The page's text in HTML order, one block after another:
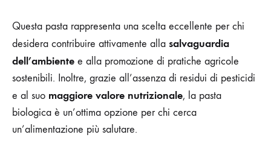
Questa pasta rappresenta una scelta eccellente per chi
desidera contribuire attivamente alla salvaguardia
dell’ambiente e alla promozione di pratiche agricole
sostenibili. Inoltre, grazie all’assenza di residui di pesticidi
e al suo maggiore valore nutrizionale, la pasta
biologica è un’ottima opzione per chi cerca
un’alimentazione più salutare.